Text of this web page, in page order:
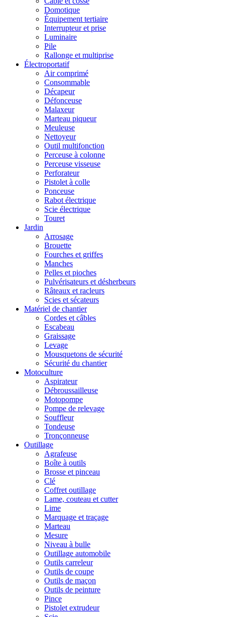
Domotique
Équipement tertiaire
Interrupteur et prise
Luminaire
Pile
Rallonge et multiprise
Électroportatif
Air comprimé
Consommable
Décapeur
Défonceuse
Malaxeur
Marteau piqueur
Meuleuse
Nettoyeur
Outil multifonction
Perceuse à colonne
Perceuse visseuse
Perforateur
Pistolet à colle
Ponceuse
Rabot électrique
Scie électrique
Touret
Jardin
Arrosage
Brouette
Fourches et griffes
Manches
Pelles et pioches
Pulvérisateurs et désherbeurs
Râteaux et racleurs
Scies et sécateurs
Matériel de chantier
Cordes et câbles
Escabeau
Graissage
Levage
Mousquetons de sécurité
Sécurité du chantier
Motoculture
Aspirateur
Débroussailleuse
Motopompe
Pompe de relevage
Souffleur
Tondeuse
Tronçonneuse
Outillage
Agrafeuse
Boîte à outils
Brosse et pinceau
Clé
Coffret outillage
Lame, couteau et cutter
Lime
Marquage et traçage
Marteau
Mesure
Niveau à bulle
Outillage automobile
Outils carreleur
Outils de coupe
Outils de maçon
Outils de peinture
Pince
Pistolet extrudeur